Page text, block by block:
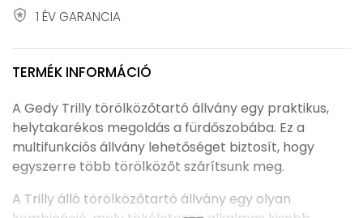
local_police 1 ÉV GARANCIA
TERMÉK INFORMÁCIÓ
A Gedy Trilly törölközőtartó állvány egy praktikus,
helytakarékos megoldás a fürdőszobába. Ez a
multifunkciós állvány lehetőséget biztosít, hogy
egyszerre több törölközőt szárítsunk meg.
A Trilly álló törölközőtartó állvány egy olyan